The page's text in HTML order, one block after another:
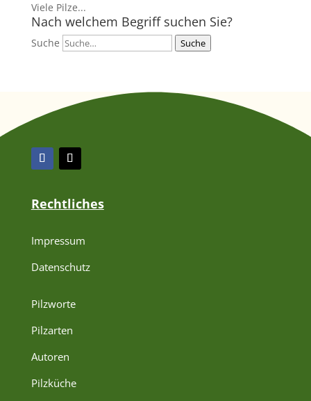
Viele Pilze...
Nach welchem Begriff suchen Sie?
Suche Suche
Rechtliches
Impressum
Datenschutz
Pilzworte
Pilzarten
Autoren
Pilzküche